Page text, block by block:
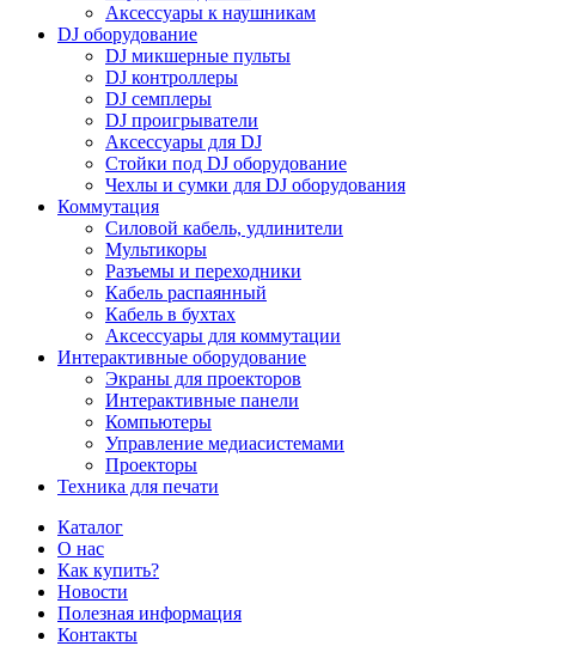
Аксессуары к наушникам
DJ оборудование
DJ микшерные пульты
DJ контроллеры
DJ семплеры
DJ проигрыватели
Аксессуары для DJ
Стойки под DJ оборудование
Чехлы и сумки для DJ оборудования
Коммутация
Силовой кабель, удлинители
Мультикоры
Разъемы и переходники
Кабель распаянный
Кабель в бухтах
Аксессуары для коммутации
Интерактивные оборудование
Экраны для проекторов
Интерактивные панели
Компьютеры
Управление медиасистемами
Проекторы
Техника для печати
Каталог
О нас
Как купить?
Новости
Полезная информация
Контакты